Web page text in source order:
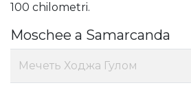
100 chilometri.
Moschee a Samarcanda
Мечеть Ходжа Гулом